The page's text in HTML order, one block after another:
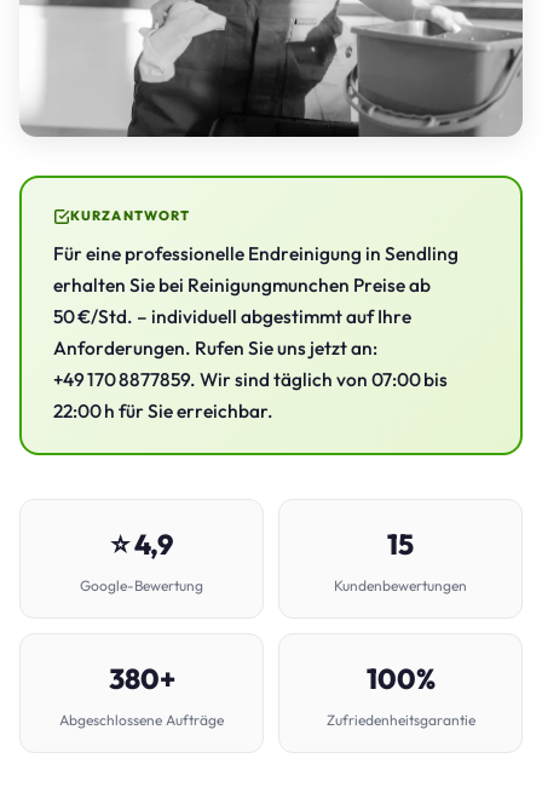
KURZANTWORT
Für eine professionelle Endreinigung in Sendling
erhalten Sie bei Reinigungmunchen Preise ab
50 €/Std. – individuell abgestimmt auf Ihre
Anforderungen. Rufen Sie uns jetzt an:
+49 170 8877859. Wir sind täglich von 07:00 bis
22:00 h für Sie erreichbar.
⭐ 4,9
Google-Bewertung
15
Kundenbewertungen
380+
Abgeschlossene Aufträge
100%
Zufriedenheitsgarantie